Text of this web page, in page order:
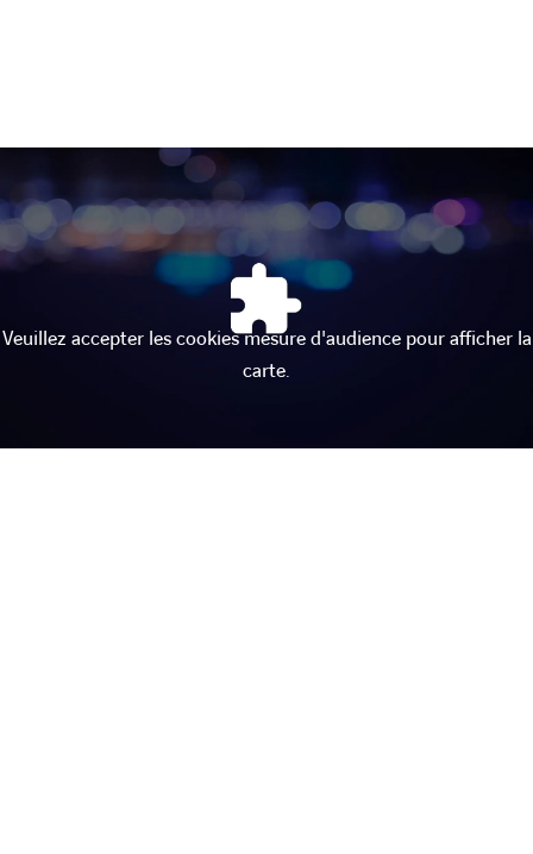
Veuillez accepter les cookies mesure d'audience pour afficher la
carte.